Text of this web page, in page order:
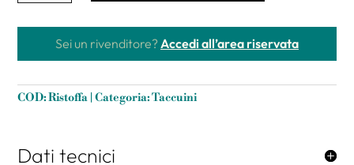
tessuto
riciclato
ricamo
e
quantità
Sei un rivenditore?Accedi all’area riservata
COD:Ristoffa Categoria:Taccuini
Dati tecnici